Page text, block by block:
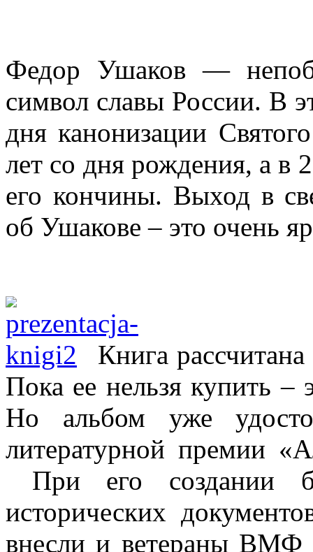
Федор Ушаков —
символ славы России. В
дня канонизации
лет со дня рождения, а в
его кончины. Выход в
об Ушакове – это очень
Книга
Пока ее нельзя купить –
Но альбом уже
литературной премии
При его создании
исторических
внесли и ветераны ВМФ